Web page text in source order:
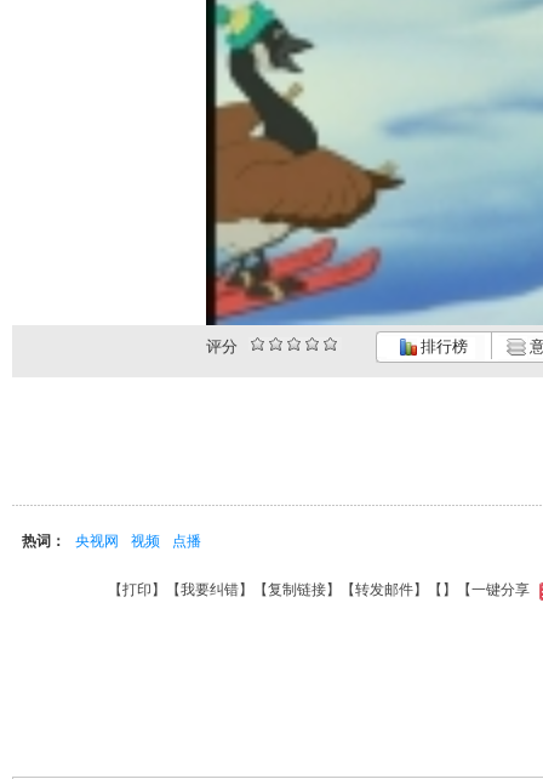
评分 排行榜
热词： 央视网 视频 点播
【打印 】【我要纠错】【复制链接】【转发邮件】【 】 【一键分享